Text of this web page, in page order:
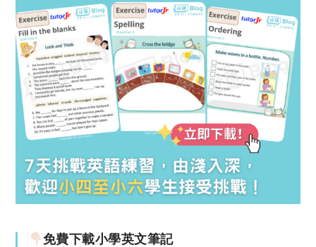
免費下載小學英文筆記